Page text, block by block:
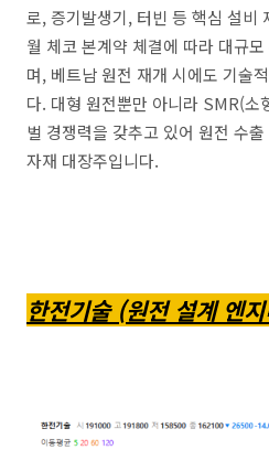
로, 증기발생기, 터빈 등 핵심 설비
월 체코 본계약 체결에 따라 대규
며, 베트남 원전 재개 시에도 기술
다. 대형 원전뿐만 아니라 SMR(소
벌 경쟁력을 갖추고 있어 원전 수
자재 대장주입니다.
한전기술 (원전 설계 엔